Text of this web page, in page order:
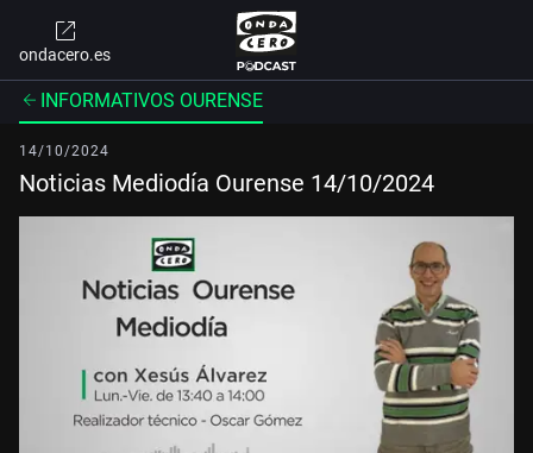
ondacero.es
INFORMATIVOS OURENSE
14/10/2024
Noticias Mediodía Ourense 14/10/2024